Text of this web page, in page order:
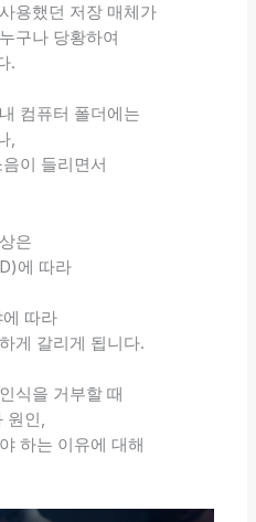
용했던 저장 매체가
구나 당황하여
.
컴퓨터 폴더에는
,
이 들리면서
은
에 따라
따라
게 갈리게 됩니다.
식을 거부할 때
원인,
하는 이유에 대해